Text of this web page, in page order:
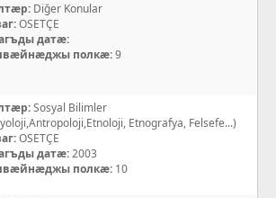
Diğer Konular
OSETÇE
датæ:
полкæ:9
Sosyal Bilimler
Etnografya, Felsefe...)
OSETÇE
датæ:2003
полкæ: 10